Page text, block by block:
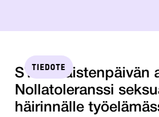
TIEDOTE
STTK naistenpäivän
Nollatoleranssi
häirinnälle